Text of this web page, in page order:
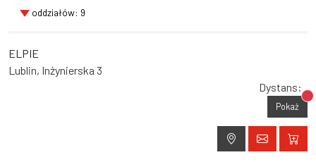
oddziałów: 9
ELPIE
Lublin, Inżynierska 3
Dystans:
Pokaż